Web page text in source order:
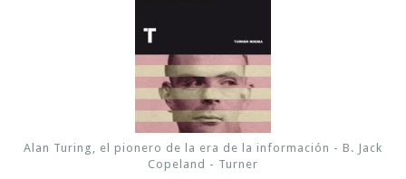
Alan Turing, el pionero de la era de la información - B. Jack
Copeland - Turner